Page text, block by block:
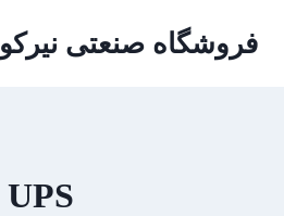
فروشگاه صنعتی نیرکو
UPS